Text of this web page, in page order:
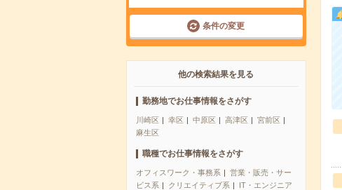
条件の変更
他の検索結果を見る
勤務地でお仕事情報をさがす
川崎区 幸区 中原区 高津区
宮前区
麻生区
職種でお仕事情報をさがす
オフィスワーク・事務系
営業・販売・サー
ビス系
クリエイティブ系
IT・エンジニア